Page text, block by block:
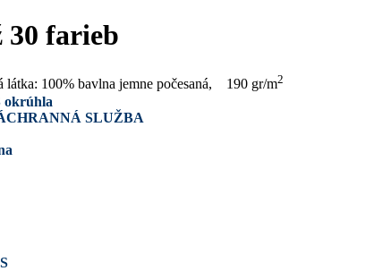
30 farieb
látka: 100% bavlna jemne počesaná, 190 gr/m2
okrúhla
SLUŽBA